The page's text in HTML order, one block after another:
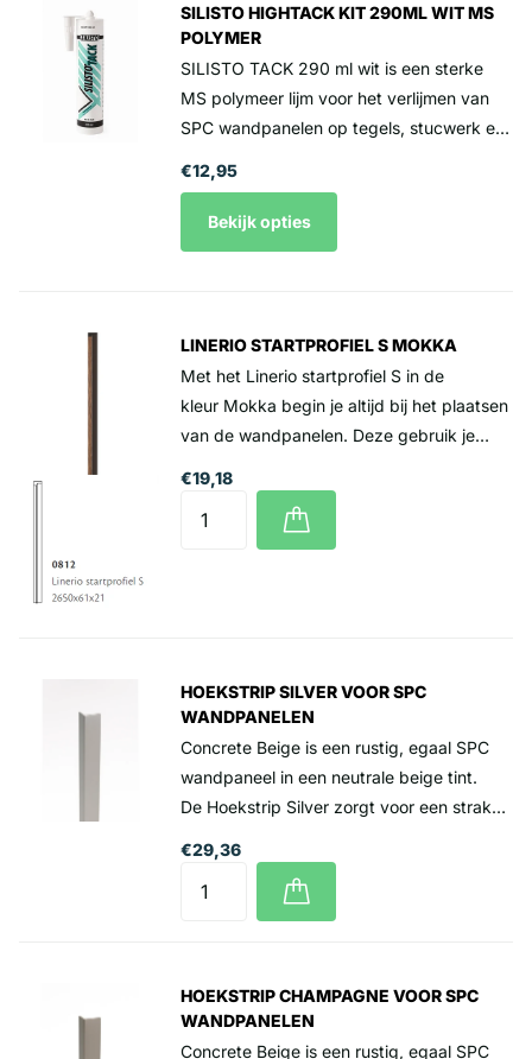
SILISTO HIGHTACK KIT 290ML WIT MS
POLYMER
SILISTO TACK 290 ml wit is een sterke
MS polymeer lijm voor het verlijmen van
SPC wandpanelen op tegels, stucwerk en
aanvangshechting blijven panelen direct
stevig op hun plek, ook op verticale
wanden. Oplosmiddelvrij, blijvend
Breng de lijm in rillen op de achterkant van
het paneel, druk het paneel stevig aan en
ondersteun zware panelen kort waar
nodig.
€12,95
Bekijk opties
LINERIO STARTPROFIEL S MOKKA
Met het Linerio startprofiel S in de
kleur Mokka begin je altijd bij het plaatsen
van de wandpanelen. Deze gebruik je
wandpanelen. Prijs per lengte 265 cm
€19,18 incl. btw (Levering alleen per volle
lengte van 2.65 meter)
€19,18
HOEKSTRIP SILVER VOOR SPC
WANDPANELEN
Concrete Beige is een rustig, egaal SPC
wandpaneel in een neutrale beige tint.
De Hoekstrip Silver zorgt voor een strakke
buitenhoeken bij SPC wandpanelen.
Deze aluminium hoekstrip in de
kleur Silver sluit perfect aan op de panelen
beschermt de hoeken tegen vocht en
stoten en zorgt dat de panelen mooi op
elkaar aansluiten. Eenvoudig te monteren,
€29,36
HOEKSTRIP CHAMPAGNE VOOR SPC
WANDPANELEN
Concrete Beige is een rustig, egaal SPC